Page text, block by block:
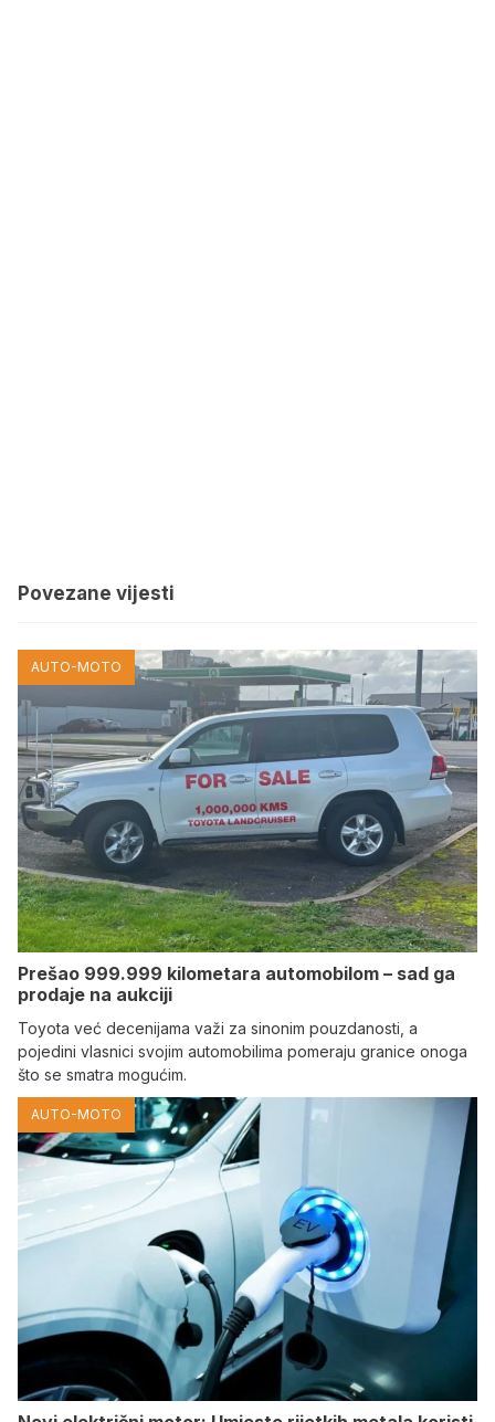
Povezane vijesti
AUTO-MOTO
Prešao 999.999 kilometara automobilom – sad ga
prodaje na aukciji
Toyota već decenijama važi za sinonim pouzdanosti, a
pojedini vlasnici svojim automobilima pomeraju granice onoga
što se smatra mogućim.
AUTO-MOTO